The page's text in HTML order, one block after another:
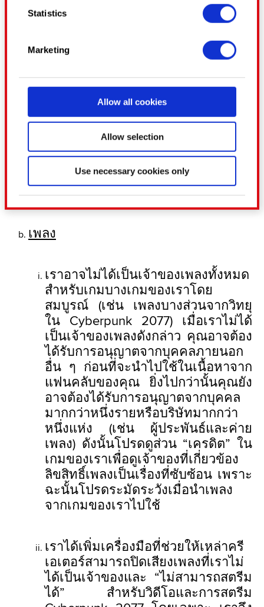
Collect information about your geographical
location which can be accurate to within
Identify your device by actively scanning it
for specific characteristics (fingerprinting)
Find out more about how your personal data is
.
Some are required to make the site’s features
click. Others are optional and provide us
site will click better with you. To help us reach
something of ours you might find interesting,
cookies with our partners. Any of these optional
You’ll find all the details regarding our use of
cookies and tweak your preferences regarding
them in the “Settings” menu below.
Statistics
Marketing
Allow all cookies
Allow selection
Use necessary cookies only
สำคัญ: โปรดอย่าใช้เนื้อหาจากเกม
ของเราในวิดีโอและสตรีมที่ไม่มีความ
ก็ตามอย่างแท้จริง (เช่น อย่าใช้
ภาพถ่ายทำเล่าเรื่องหรือวิดีโอแสดง
ระบบการเล่นเกมของเราเพื่อเป็นพื้น
หลังสำหรับอะไรอย่างเช่นมิวสิกวิดีโอ)
หากคุณต้องการใช้เกมของเราสำหรับ
สิ่งที่ไม่มีความเกี่ยวข้อง ให้ขอเราล่วง
หน้าผ่านทาง
legal@cdprojektred.com
เพลง
เราอาจไม่ได้เป็นเจ้าของเพลงทั้งหมด
สำหรับเกมบางเกมของเราโดย
สมบูรณ์ (เช่น เพลงบางส่วนจากวิทยุ
ใน Cyberpunk 2077) เมื่อเราไม่ได้
เป็นเจ้าของเพลงดังกล่าว คุณอาจต้อง
ได้รับการอนุญาตจากบุคคลภายนอก
อื่น ๆ ก่อนที่จะนำไปใช้ในเนื้อหาจาก
แฟนคลับของคุณ ยิ่งไปกว่านั้นคุณยัง
อาจต้องได้รับการอนุญาตจากบุคคล
มากกว่าหนึ่งรายหรือบริษัทมากกว่า
หนึ่งแห่ง (เช่น ผู้ประพันธ์และค่าย
เพลง) ดังนั้นโปรดดูส่วน “เครดิต” ใน
เกมของเราเพื่อดูเจ้าของที่เกี่ยวข้อง
ลิขสิทธิ์เพลงเป็นเรื่องที่ซับซ้อน เพราะ
ฉะนั้นโปรดระมัดระวังเมื่อนำเพลง
จากเกมของเราไปใช้
เราได้เพิ่มเครื่องมือที่ช่วยให้เหล่าครี
เอเตอร์สามารถปิดเสียงเพลงที่เราไม่
ได้เป็นเจ้าของและ “ไม่สามารถสตรีม
ได้” สำหรับวิดีโอและการสตรีม